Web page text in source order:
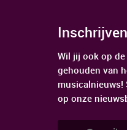
Wil jij ook op
gehouden van
musicalnieuws!
op onze